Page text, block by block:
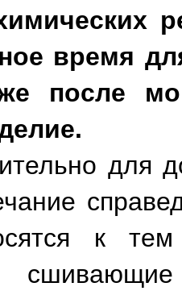
время
после
для
к